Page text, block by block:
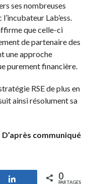
ses nombreuses
Lab’ess.
que celle-ci
de partenaire des
une approche
purement financière.
RSE de plus en
ainsi résolument sa
D’après communiqué
Partagez 0
PARTAGES